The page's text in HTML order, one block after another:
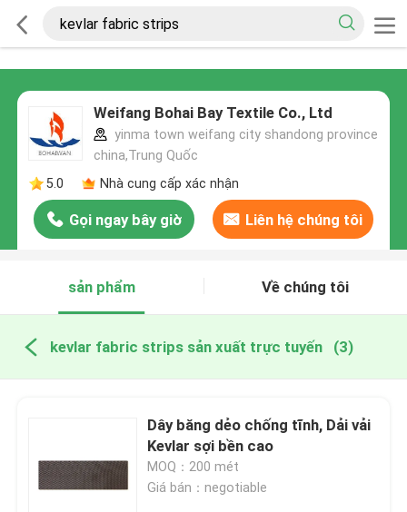
Weifang Bohai Bay Textile Co., Ltd
yinma town weifang city shandong province
china,Trung Quốc
5.0
Nhà cung cấp xác nhận
Gọi ngay bây giờ Liên hệ chúng tôi
sản phẩm Về chúng tôi
kevlar fabric strips sản xuất trực tuyến (3)
Dây băng dẻo chống tĩnh, Dải vải
Kevlar sợi bền cao
MOQ：200 mét
Giá bán：negotiable